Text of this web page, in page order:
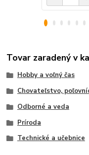
Tovar zaradený v
Hobby a voľný čas
Chovateľstvo,
Odborné a veda
Príroda
Technické a učebnice